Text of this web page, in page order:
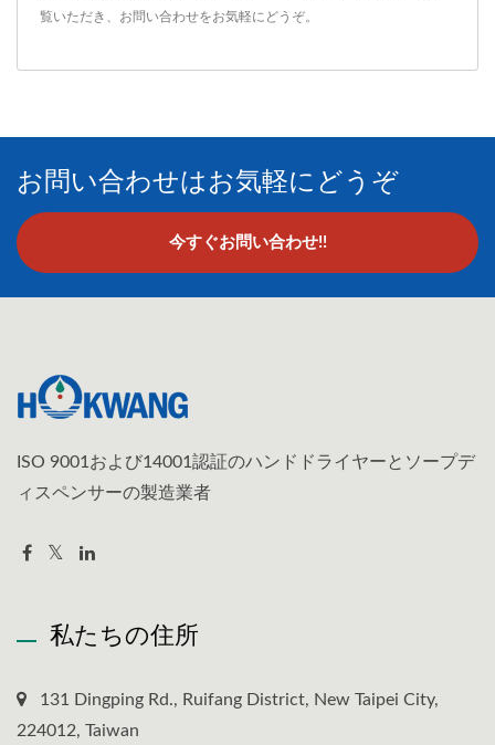
覧いただき、 お問い合わせをお気軽にどうぞ。
お問い合わせはお気軽にどうぞ
今すぐお問い合わせ!!
ISO 9001および14001認証のハンドドライヤーとソープデ
ィスペンサーの製造業者
私たちの住所
131 Dingping Rd., Ruifang District, New Taipei City,
224012, Taiwan